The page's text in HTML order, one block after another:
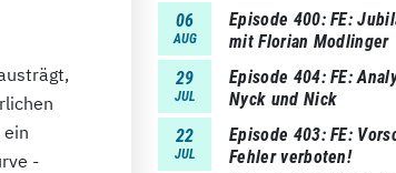
-
06
AUG
Episode 400 FE:
mit Florian Modlinger
29
JUL
Episode 404 FE:
Nyck und Nick
22
JUL
Episode 403 FE:
Fehler verboten!